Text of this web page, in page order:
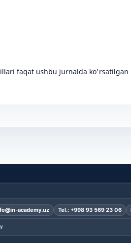
faqat ushbu jurnalda
academy.uz Tel.: +998 93 569 23 06